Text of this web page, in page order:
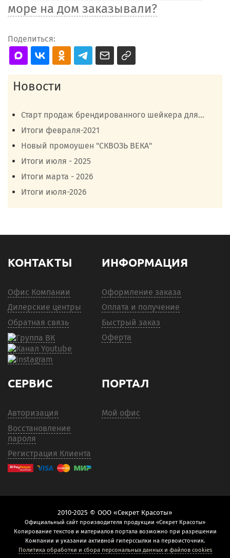
море на дом заказывали?
Поделиться:
Новости
Старт продаж брендированного шейкера для...
Итоги февраля-2021
Новый промоушен "СКВОЗЬ ВЕКА"
Итоги июля - 2025
Итоги марта - 2026
Итоги июля-2026
КОНТАКТЫ
Офис Компании
Дилерские центры
Обратная связь
ИНФОРМАЦИЯ
Оформление заказа
Оплата и получение
Быстрый заказ
Оферта
СЕРВИС
Авторизация
Восстановление
пароля
Регистрация Клиента
ПОРТАЛ
Мой офис
2010-2025 © ООО «Секрет Красоты»
Официальный сайт производителя продукции «Секрет Красоты»
Копирование текстов и материалов портала возможно при разрешении
Компании и указании активной гиперссылки на первоисточник.
Политика обработки и сбора персональных данных и файлов cookies